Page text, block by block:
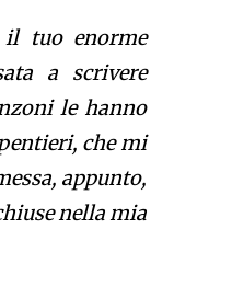
il tuo enorme
a scrivere
le hanno
che mi
appunto,
nella mia